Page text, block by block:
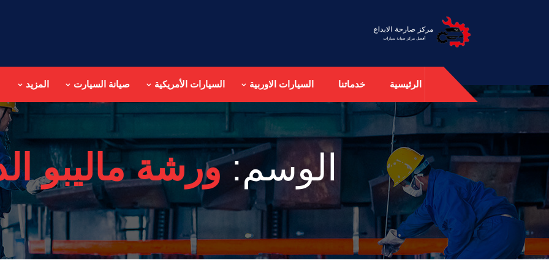
الرئيسية خدماتنا السيارات الاوربية السيارات الأمريكية صيانة السيارت المزيد
الوسم:ورشة ماليبو